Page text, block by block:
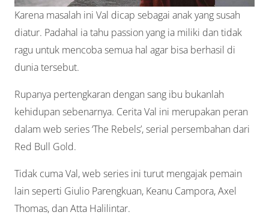
Karena masalah ini Val dicap sebagai anak yang susah
diatur. Padahal ia tahu passion yang ia miliki dan tidak
ragu untuk mencoba semua hal agar bisa berhasil di
dunia tersebut.
Rupanya pertengkaran dengan sang ibu bukanlah
kehidupan sebenarnya. Cerita Val ini merupakan peran
dalam web series ‘The Rebels’, serial persembahan dari
Red Bull Gold.
Tidak cuma Val, web series ini turut mengajak pemain
lain seperti Giulio Parengkuan, Keanu Campora, Axel
Thomas, dan Atta Halilintar.